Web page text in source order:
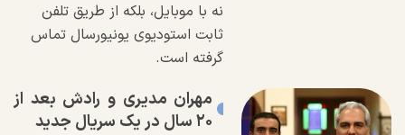
نه با موبایل، بلکه از طریق تلفن
ثابت استودیوی یونیورسال تماس
گرفته است.
مهران مدیری و رادش بعد از
۲۰ سال در یک سریال جدید